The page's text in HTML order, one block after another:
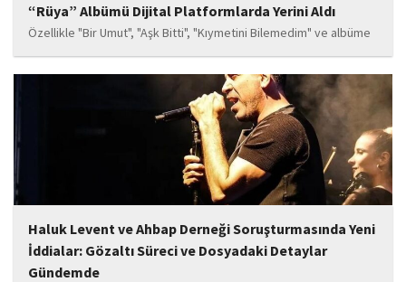
“Rüya” Albümü Dijital Platformlarda Yerini Aldı
Özellikle "Bir Umut", "Aşk Bitti", "Kıymetini Bilemedim" ve albüme
adını veren "Rüya" parçalarının kısa süre içerisinde öne çıkan
eserler arasında yer alması bekleniyor. Albüm, sanatçının önceki
çalışmalarına göre daha olgun,...
Haluk Levent ve Ahbap Derneği Soruşturmasında Yeni
İddialar: Gözaltı Süreci ve Dosyadaki Detaylar
Gündemde